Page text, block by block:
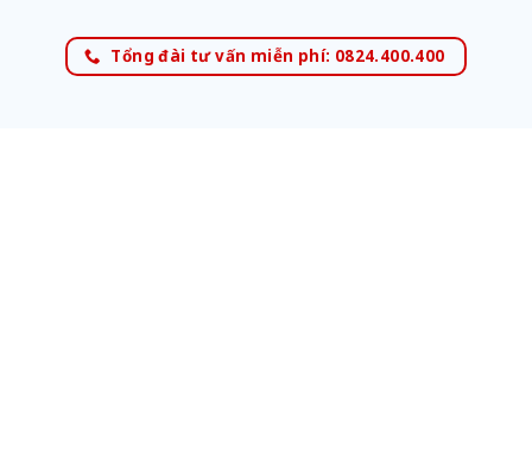
Tổng đài tư vấn miễn phí: 0824.400.400